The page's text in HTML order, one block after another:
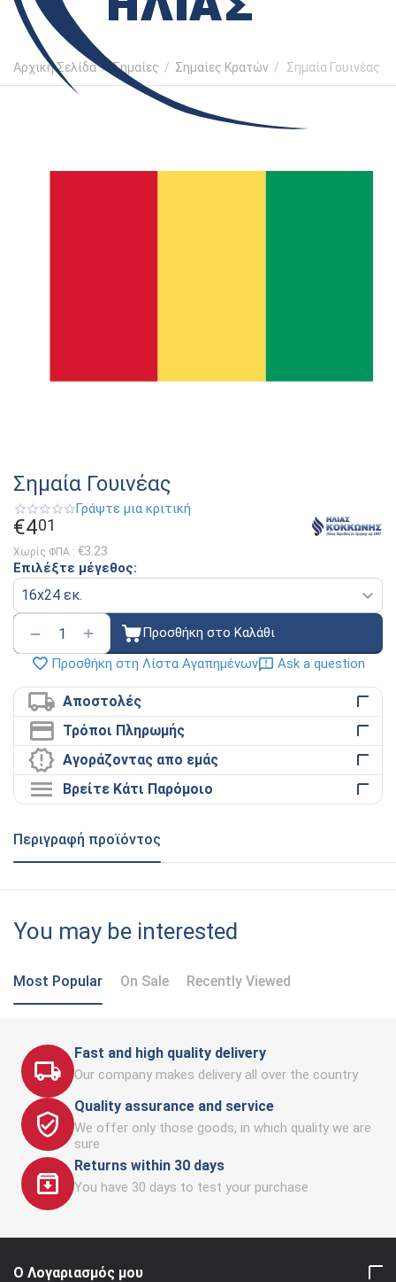
Αρχική Σελίδα / Σημαίες / Σημαίες Κρατών / Σημαία Γουινέας
Σημαία Γουινέας
Γράψτε μια κριτική
€401
Χωρίς ΦΠΑ : €3.23
Επιλέξτε μέγεθος:
+
−
Προσθήκη στο Καλάθι
Προσθήκη στη Λίστα Αγαπημένων
Ask a question
Αποστολές
Τρόποι Πληρωμής
Αγοράζοντας απο εμάς
Βρείτε Κάτι Παρόμοιο
Περιγραφή προϊόντος
You may be interested
Most Popular On Sale Recently Viewed
Fast and high quality delivery
Our company makes delivery all over the country
Quality assurance and service
We offer only those goods, in which quality we are
sure
Returns within 30 days
You have 30 days to test your purchase
Ο Λογαριασμός μου